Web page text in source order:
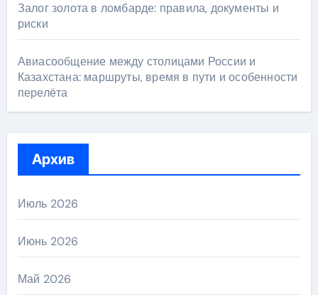
Залог золота в ломбарде: правила, документы и
риски
Авиасообщение между столицами России и
Казахстана: маршруты, время в пути и особенности
перелёта
Архив
Июль 2026
Июнь 2026
Май 2026